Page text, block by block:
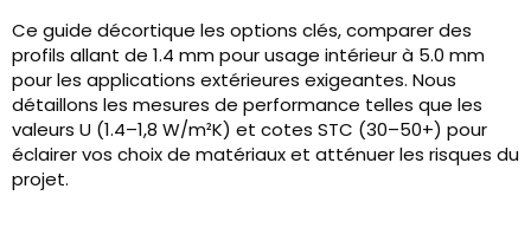
Ce guide décortique les options clés, comparer des
profils allant de 1.4 mm pour usage intérieur à 5.0 mm
pour les applications extérieures exigeantes. Nous
détaillons les mesures de performance telles que les
valeurs U (1.4–1,8 W/m²K) et cotes STC (30–50+) pour
éclairer vos choix de matériaux et atténuer les risques du
projet.